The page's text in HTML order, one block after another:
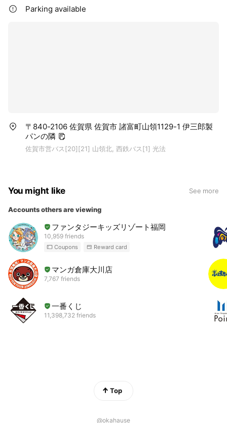
Parking available
〒840-2106 佐賀県 佐賀市 諸富町山領1129-1 伊三郎製
パンの隣
佐賀市営バス[20][21] 山領北, 西鉄バス[1] 光法
You might like See more
Accounts others are viewing
ファンタジーキッズリゾート福岡
10,959 friends
Coupons Reward card
マンガ倉庫大川店
7,767 friends
一番くじ
11,398,732 friends
Top
@okahause